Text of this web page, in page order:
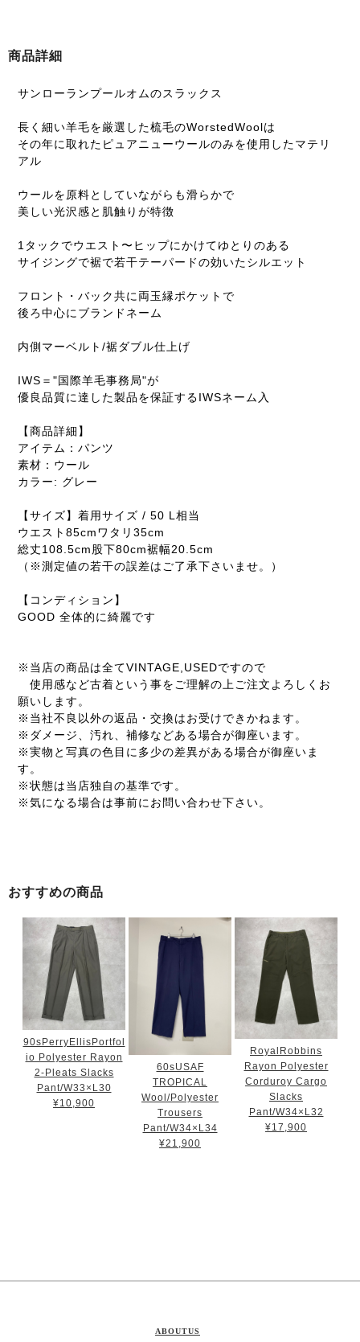
商品詳細
サンローランプールオムのスラックス
長く細い羊毛を厳選した梳毛のWorstedWoolは
その年に取れたピュアニューウールのみを使用したマテリ
アル
ウールを原料としていながらも滑らかで
美しい光沢感と肌触りが特徴
1タックでウエスト〜ヒップにかけてゆとりのある
サイジングで裾で若干テーパードの効いたシルエット
フロント・バック共に両玉縁ポケットで
後ろ中心にブランドネーム
内側マーベルト/裾ダブル仕上げ
IWS＝"国際羊毛事務局"が
優良品質に達した製品を保証するIWSネーム入
【商品詳細】
アイテム：パンツ
素材：ウール
カラー: グレー
【サイズ】着用サイズ / 50 L相当
ウエスト85cmワタリ35cm
総丈108.5cm股下80cm裾幅20.5cm
（※測定値の若干の誤差はご了承下さいませ。）
【コンディション】
GOOD 全体的に綺麗です
※当店の商品は全てVINTAGE,USEDですので
使用感など古着という事をご理解の上ご注文よろしくお
願いします。
※当社不良以外の返品・交換はお受けできかねます。
※ダメージ、汚れ、補修などある場合が御座います。
※実物と写真の色目に多少の差異がある場合が御座いま
す。
※状態は当店独自の基準です。
※気になる場合は事前にお問い合わせ下さい。
おすすめの商品
90sPerryEllisPortfol
io Polyester Rayon
2-Pleats Slacks
Pant/W33×L30
¥10,900
60sUSAF
TROPICAL
Wool/Polyester
Trousers
Pant/W34×L34
¥21,900
RoyalRobbins
Rayon Polyester
Corduroy Cargo
Slacks
Pant/W34×L32
¥17,900
ABOUTUS